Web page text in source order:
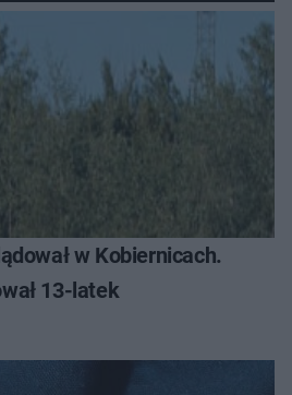
w Kobiernicach.
13-latek